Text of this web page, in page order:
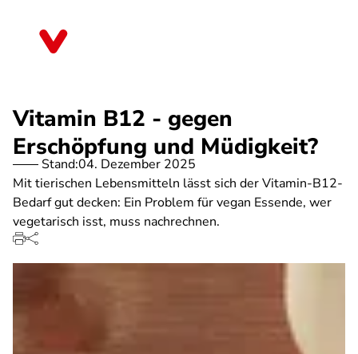
Vitamin B12 - gegen
Erschöpfung und Müdigkeit?
Stand:04. Dezember 2025
Mit tierischen Lebensmitteln lässt sich der Vitamin-B12-
Bedarf gut decken: Ein Problem für vegan Essende, wer
vegetarisch isst, muss nachrechnen.